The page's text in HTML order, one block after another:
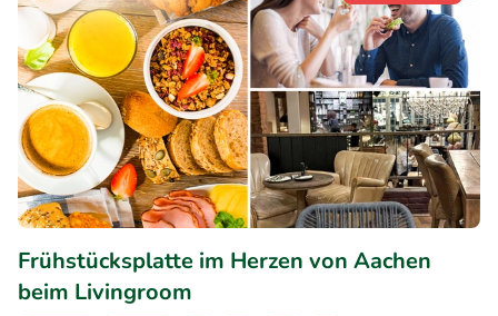
Frühstücksplatte im Herzen von Aachen
beim Livingroom